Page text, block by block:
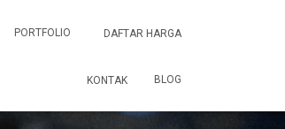
PORTFOLIO DAFTAR HARGA
KONTAK BLOG